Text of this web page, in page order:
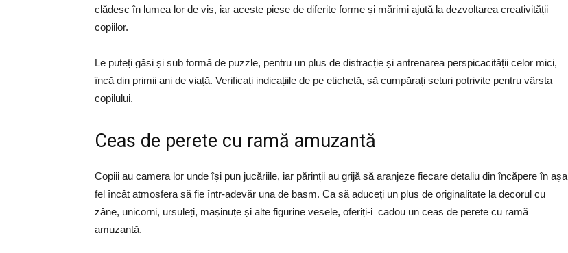
clădesc în lumea lor de vis, iar aceste piese de diferite forme și mărimi ajută la dezvoltarea creativității
copiilor.
Le puteți găsi și sub formă de puzzle, pentru un plus de distracție și antrenarea perspicacității celor mici,
încă din primii ani de viață. Verificați indicațiile de pe etichetă, să cumpărați seturi potrivite pentru vârsta
copilului.
Ceas de perete cu ramă amuzantă
Copiii au camera lor unde își pun jucăriile, iar părinții au grijă să aranjeze fiecare detaliu din încăpere în așa
fel încât atmosfera să fie într-adevăr una de basm. Ca să aduceți un plus de originalitate la decorul cu
zâne, unicorni, ursuleți, mașinuțe și alte figurine vesele, oferiți-i cadou un ceas de perete cu ramă
amuzantă.